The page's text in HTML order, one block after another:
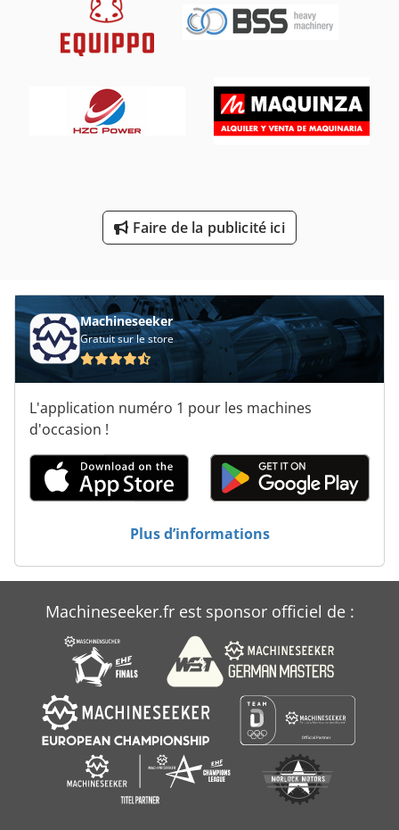
Rouleau De Levier
Rouleau De Moulin
Rouleau De Profil
Rouleau De Table
Rouleaux De TôleFaire de la publicité ici
Machineseeker
Gratuit sur le store
L'application numéro 1 pour les machines
d'occasion !
Plus d’informations
Machineseeker.fr est sponsor officiel de :